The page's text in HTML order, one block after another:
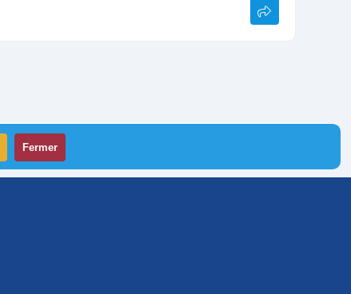
Fermer